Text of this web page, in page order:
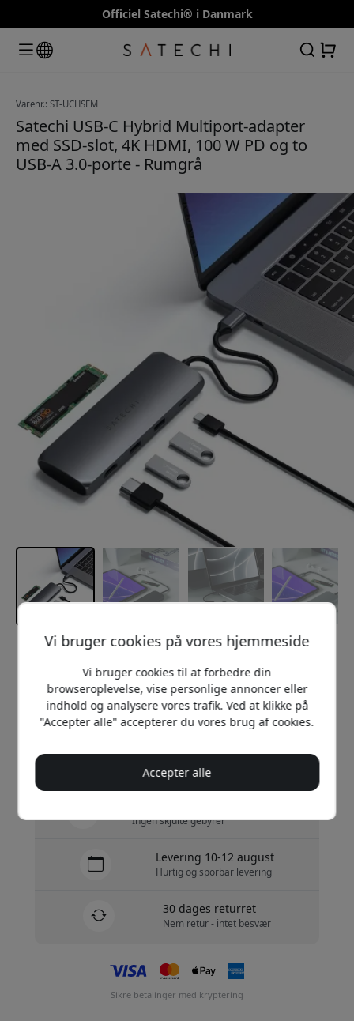
Officiel Satechi® i Danmark
Varenr.: ST-UCHSEM
Satechi USB-C Hybrid Multiport-adapter
med SSD-slot, 4K HDMI, 100 W PD og to
USB-A 3.0-porte - Rumgrå
Anbefalet pris
899 DKK
Køb nu
Ingen skjulte gebyrer
Levering 10-12 august
Hurtig og sporbar levering
30 dages returret
Nem retur - intet besvær
Sikre betalinger med kryptering
Vi bruger cookies på vores hjemmeside
Vi bruger cookies til at forbedre din
browseroplevelse, vise personlige annoncer eller
indhold og analysere vores trafik. Ved at klikke på
"Accepter alle" accepterer du vores brug af cookies.
Accepter alle